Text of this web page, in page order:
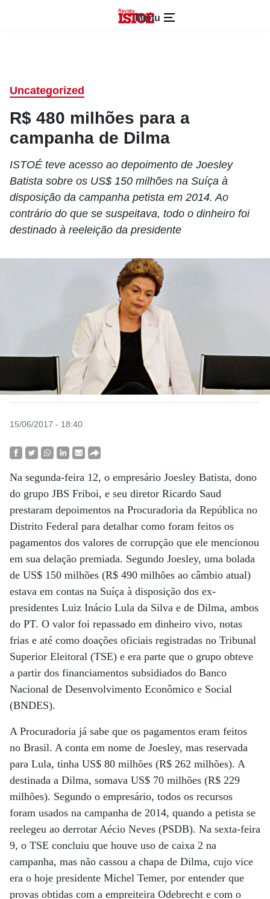
Menu
Uncategorized
R$ 480 milhões para a
campanha de Dilma
ISTOÉ teve acesso ao depoimento de Joesley
Batista sobre os US$ 150 milhões na Suíça à
disposição da campanha petista em 2014. Ao
contrário do que se suspeitava, todo o dinheiro foi
destinado à reeleição da presidente
15/06/2017 - 18:40
Na segunda-feira 12, o empresário Joesley Batista, dono
do grupo JBS Friboi, e seu diretor Ricardo Saud
prestaram depoimentos na Procuradoria da República no
Distrito Federal para detalhar como foram feitos os
pagamentos dos valores de corrupção que ele mencionou
em sua delação premiada. Segundo Joesley, uma bolada
de US$ 150 milhões (R$ 490 milhões ao câmbio atual)
estava em contas na Suíça à disposição dos ex-
presidentes Luiz Inácio Lula da Silva e de Dilma, ambos
do PT. O valor foi repassado em dinheiro vivo, notas
frias e até como doações oficiais registradas no Tribunal
Superior Eleitoral (TSE) e era parte que o grupo obteve
a partir dos financiamentos subsidiados do Banco
Nacional de Desenvolvimento Econômico e Social
(BNDES).
A Procuradoria já sabe que os pagamentos eram feitos
no Brasil. A conta em nome de Joesley, mas reservada
para Lula, tinha US$ 80 milhões (R$ 262 milhões). A
destinada a Dilma, somava US$ 70 milhões (R$ 229
milhões). Segundo o empresário, todos os recursos
foram usados na campanha de 2014, quando a petista se
reelegeu ao derrotar Aécio Neves (PSDB). Na sexta-feira
9, o TSE concluiu que houve uso de caixa 2 na
campanha, mas não cassou a chapa de Dilma, cujo vice
era o hoje presidente Michel Temer, por entender que
provas obtidas com a empreiteira Odebrecht e com o